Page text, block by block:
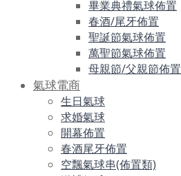
畢業典禮氣球佈置
春酒/尾牙佈置
聖誕節氣球佈置
萬聖節氣球佈置
母親節/父親節佈置
氣球電商
生日氣球
求婚氣球
開幕佈置
春酒尾牙佈置
空飄氣球串(佈置類)